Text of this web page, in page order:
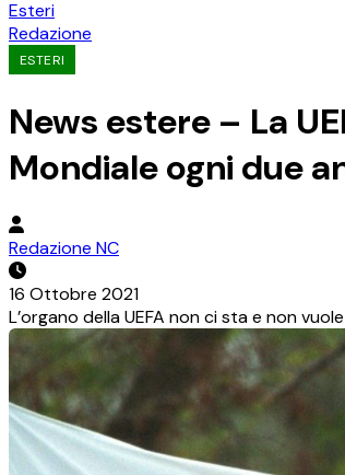
Esteri
Redazione
ESTERI
News estere – La
Mondiale ogni due
Redazione NC
16 Ottobre 2021
L’organo della UEFA non ci sta e non